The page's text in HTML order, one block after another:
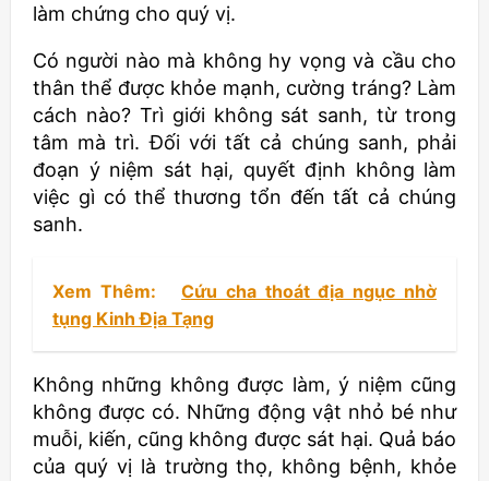
làm chứng cho quý vị.
Có người nào mà không hy vọng và cầu cho
thân thể được khỏe mạnh, cường tráng? Làm
cách nào? Trì giới không sát sanh, từ trong
tâm mà trì. Đối với tất cả chúng sanh, phải
đoạn ý niệm sát hại, quyết định không làm
việc gì có thể thương tổn đến tất cả chúng
sanh.
Xem Thêm:
Cứu cha thoát địa ngục nhờ
tụng Kinh Địa Tạng
Không những không được làm, ý niệm cũng
không được có. Những động vật nhỏ bé như
muỗi, kiến, cũng không được sát hại. Quả báo
của quý vị là trường thọ, không bệnh, khỏe